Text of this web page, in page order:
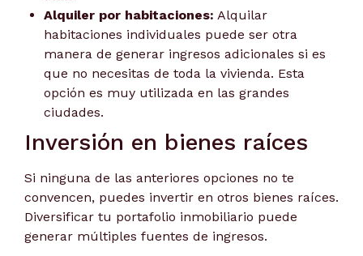
Alquiler por habitaciones: Alquilar
habitaciones individuales puede ser otra
manera de generar ingresos adicionales si es
que no necesitas de toda la vivienda. Esta
opción es muy utilizada en las grandes
ciudades.
Inversión en bienes raíces
Si ninguna de las anteriores opciones no te
convencen, puedes invertir en otros bienes raíces.
Diversificar tu portafolio inmobiliario puede
generar múltiples fuentes de ingresos.